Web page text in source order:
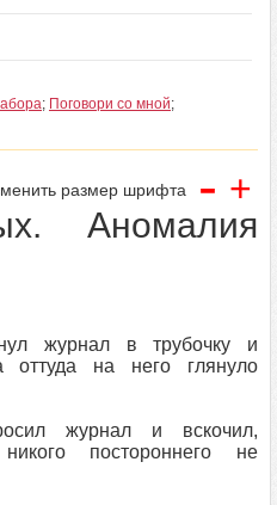
; Поговори со мной;
размер шрифта - +
Аномалия
журнал в трубочку и
оттуда на него глянуло
журнал и вскочил,
постороннего не